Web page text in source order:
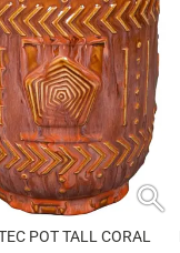
search
POT TALL CORAL